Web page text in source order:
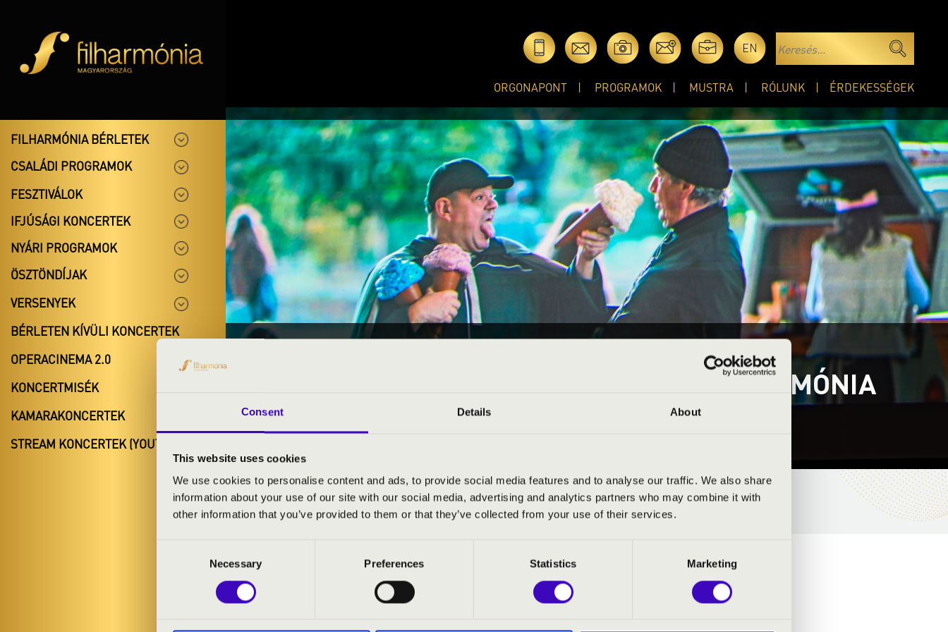
Consent Details About
This website uses cookies
We use cookies to personalise content and ads, to provide social media features and to analyse our traffic. We also share
information about your use of our site with our social media, advertising and analytics partners who may combine it with
other information that you’ve provided to them or that they’ve collected from your use of their services.
Necessary Preferences Statistics Marketing
EN
ORGONAPONT PROGRAMOK MUSTRA RÓLUNK ÉRDEKESSÉGEK
FILHARMÓNIA BÉRLETEK
CSALÁDI PROGRAMOK
FESZTIVÁLOK
IFJÚSÁGI KONCERTEK
NYÁRI PROGRAMOK
ÖSZTÖNDÍJAK
VERSENYEK
BÉRLETEN KÍVÜLI KONCERTEK
OPERACINEMA 2.0
KONCERTMISÉK
KAMARAKONCERTEK
STREAM KONCERTEK (YOUTUBE)
#ZENEÓRA BAZ ’A’ 3. ELŐADÁS – FILMHARMÓNIA
Miskolc
Borsod-Abaúj-Zemplén vármegye
BÉRLET- ÉS JEGYÁRAK
ELŐADÓK: